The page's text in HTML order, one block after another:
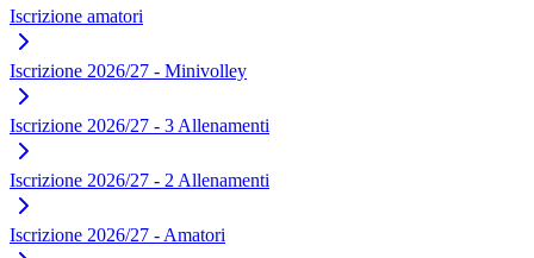
Iscrizione amatori
Iscrizione 2026/27 - Minivolley
Iscrizione 2026/27 - 3 Allenamenti
Iscrizione 2026/27 - 2 Allenamenti
Iscrizione 2026/27 - Amatori